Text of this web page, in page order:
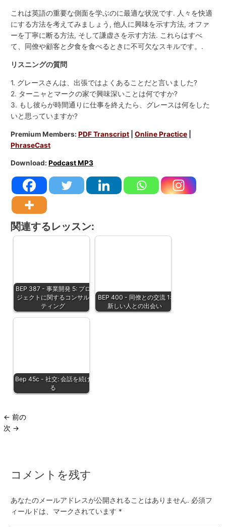
これは英語の重要な側面を学ぶのに最適な状況です. 人々を快適
にする方法を考えてみましょう, 他人に興味を示す方法, オファ
ーを丁寧に断る方法, そして謙虚さを示す方法. これらはすべ
て、同僚や顧客と夕食を食べるときに不可欠なスキルです。.
リスニングの質問
1. グレースさんは、出張ではよくあることだと言いました?
2. ターニャとマークの家で興味深いことは何ですか?
3. もし彼らが時間通りに仕事を終えたら、グレースは何をした
いと思っていますか?
Premium Members:PDF Transcript |Online Practice
PhraseCast
Download:Podcast MP3
関連するレッスン:
BEP 387 - 事業開発 5: プロ
ジェクトに関するコンサル
ティング
BEP 400 - 同僚との交流 1:
新しい人との出会い
Bep 45c - 社交: 会話を続け
る
← 前の
次 →
コメントを残す
あなたのメールアドレスが公開されることはありません. 必須フ
ィールドは、マークされています *